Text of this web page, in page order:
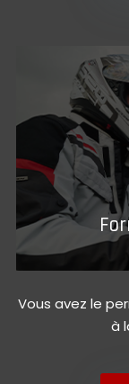
Vous avez le
à